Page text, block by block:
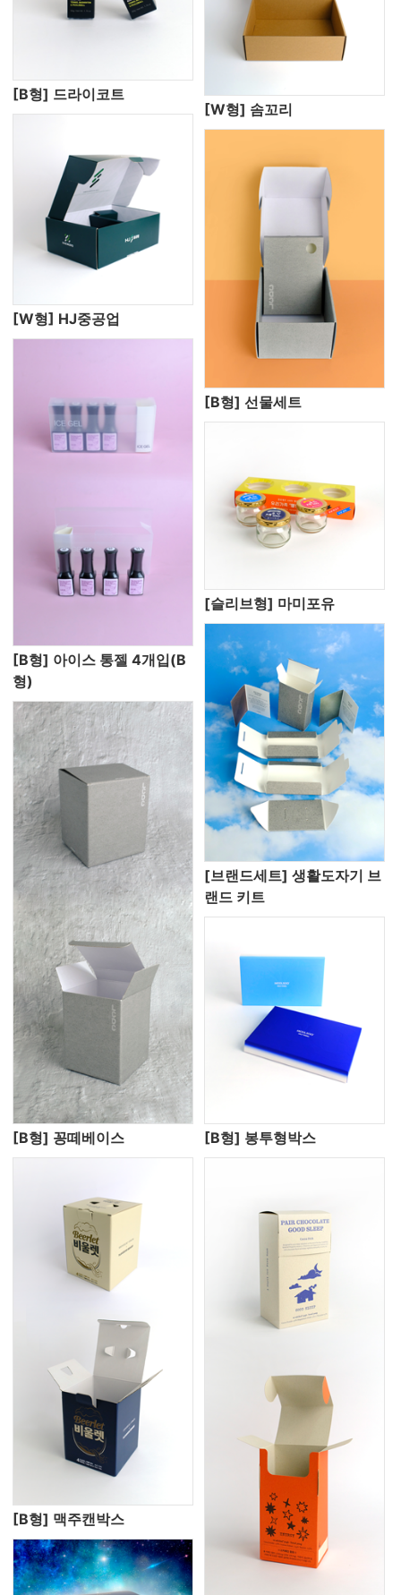
[B형] 드라이코트
[W형] 솜꼬리
[W형] HJ중공업
[B형] 선물세트
[B형] 아이스 통젤 4개입(B
형)
[슬리브형] 마미포유
[B형] 꽁떼베이스
[브랜드세트] 생활도자기 브
랜드 키트
[B형] 맥주캔박스
[B형] 봉투형박스